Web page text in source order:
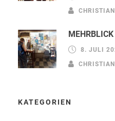
8. JULI
KATEGORIEN